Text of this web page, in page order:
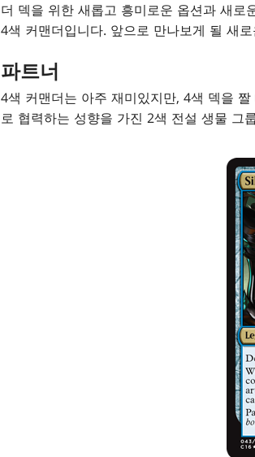
더 덱을 위한 새롭고 흥미로운 옵션과 새로
4색 커맨더입니다. 앞으로 만나보게 될 새
파트너
4색 커맨더는 아주 재미있지만, 4색 덱을
로 협력하는 성향을 가진 2색 전설 생물 그